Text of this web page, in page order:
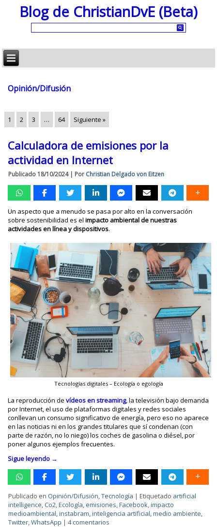
Blog de ChristianDvE (Beta)
Opinión/Difusión
1 2 3 … 64 Siguiente »
Calculadora de emisiones por la
actividad en Internet
Publicado 18/10/2024| Por Christian Delgado von Eitzen
Un aspecto que a menudo se pasa por alto en la conversación
sobre sostenibilidad es elimpacto ambiental de nuestras
actividades en línea y dispositivos.
Tecnologías digitales – Ecología o egología
La reproducción devídeos en streaming, la televisión bajo demanda
por Internet, el uso de plataformas digitales y redes sociales
conllevan un consumo significativo de energía, pero eso no aparece
en las noticias ni en los grandes titulares que sí condenan (con
parte de razón, no lo niego) los coches de gasolina o diésel, por
poner algunos ejemplos frecuentes.
Sigue leyendo →
Publicado en Opinión/Difusión,Tecnología |Etiquetado artificial
intelligence,Co2,Ecología, emisiones,Facebook,impacto
medioambiental,instabram,inteligencia artificial,medio ambiente,
Twitter,WhatsApp |4 comentarios